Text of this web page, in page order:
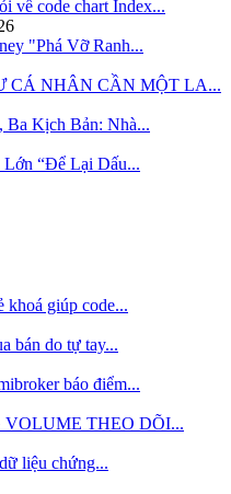
về code chart Index...
"Phá Vỡ Ranh...
CÁ NHÂN CẦN MỘT LA...
Ba Kịch Bản: Nhà...
“Để Lại Dấu...
khoá giúp code...
bán do tự tay...
báo điểm...
VOLUME THEO DÕI...
liệu chứng...